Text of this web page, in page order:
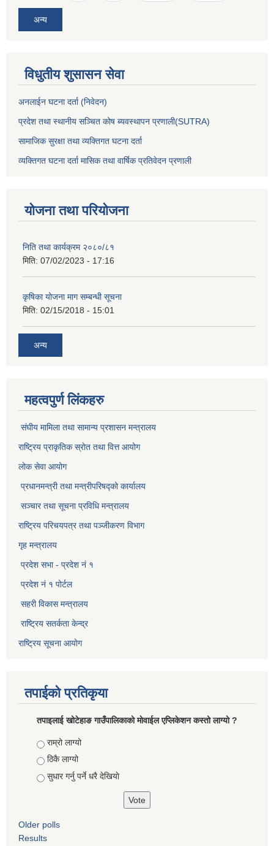
अन्य
विधुतीय शुसासन सेवा
अनलाईन घटना दर्ता (निवेदन)
प्रदेश तथा स्थानीय सञ्चित कोष ब्यवस्थापन प्रणाली(SUTRA)
सामाजिक सुरक्षा तथा व्यक्तिगत घटना दर्ता
व्यक्तिगत घटना दर्ता मासिक तथा वार्षिक प्रतिवेदन प्रणाली
योजना तथा परियोजना
निति तथा कार्यक्रम २०८०/८१
मिति: 07/02/2023 - 17:16
कृषिका योजना माग सम्बन्धी सूचना
मिति: 02/15/2018 - 15:01
अन्य
महत्वपुर्ण लिंकहरु
संघीय मामिला तथा सामान्य प्रशासन मन्त्रालय
राष्ट्रिय प्राकृतिक स्राेत तथा वित्त आयोग
लोक सेवा आयोग
प्रधानमन्त्री तथा मन्त्रीपरिषद्को कार्यालय
सञ्‍चार तथा सूचना प्रविधि मन्त्रालय
राष्ट्रिय परिचयपत्र तथा पञ्जीकरण विभाग​
गृह मन्त्रालय
प्रदेश सभा - प्रदेश नं १
प्रदेश नं १ पोर्टल
सहरी विकास मन्त्रालय
राष्ट्रिय सतर्कता केन्द्र
राष्ट्रिय सूचना आयोग
तपाईको प्रतिकृया
तपाइलाई खोटेहाङ गाउँपालिकाको माेवाईल एप्लिकेशन कस्तो लाग्यो ?
Choices
राम्रो लाग्यो
ठिकै लाग्यो
सुधार गर्नु पर्ने धरै देखियाे
Older polls
Results